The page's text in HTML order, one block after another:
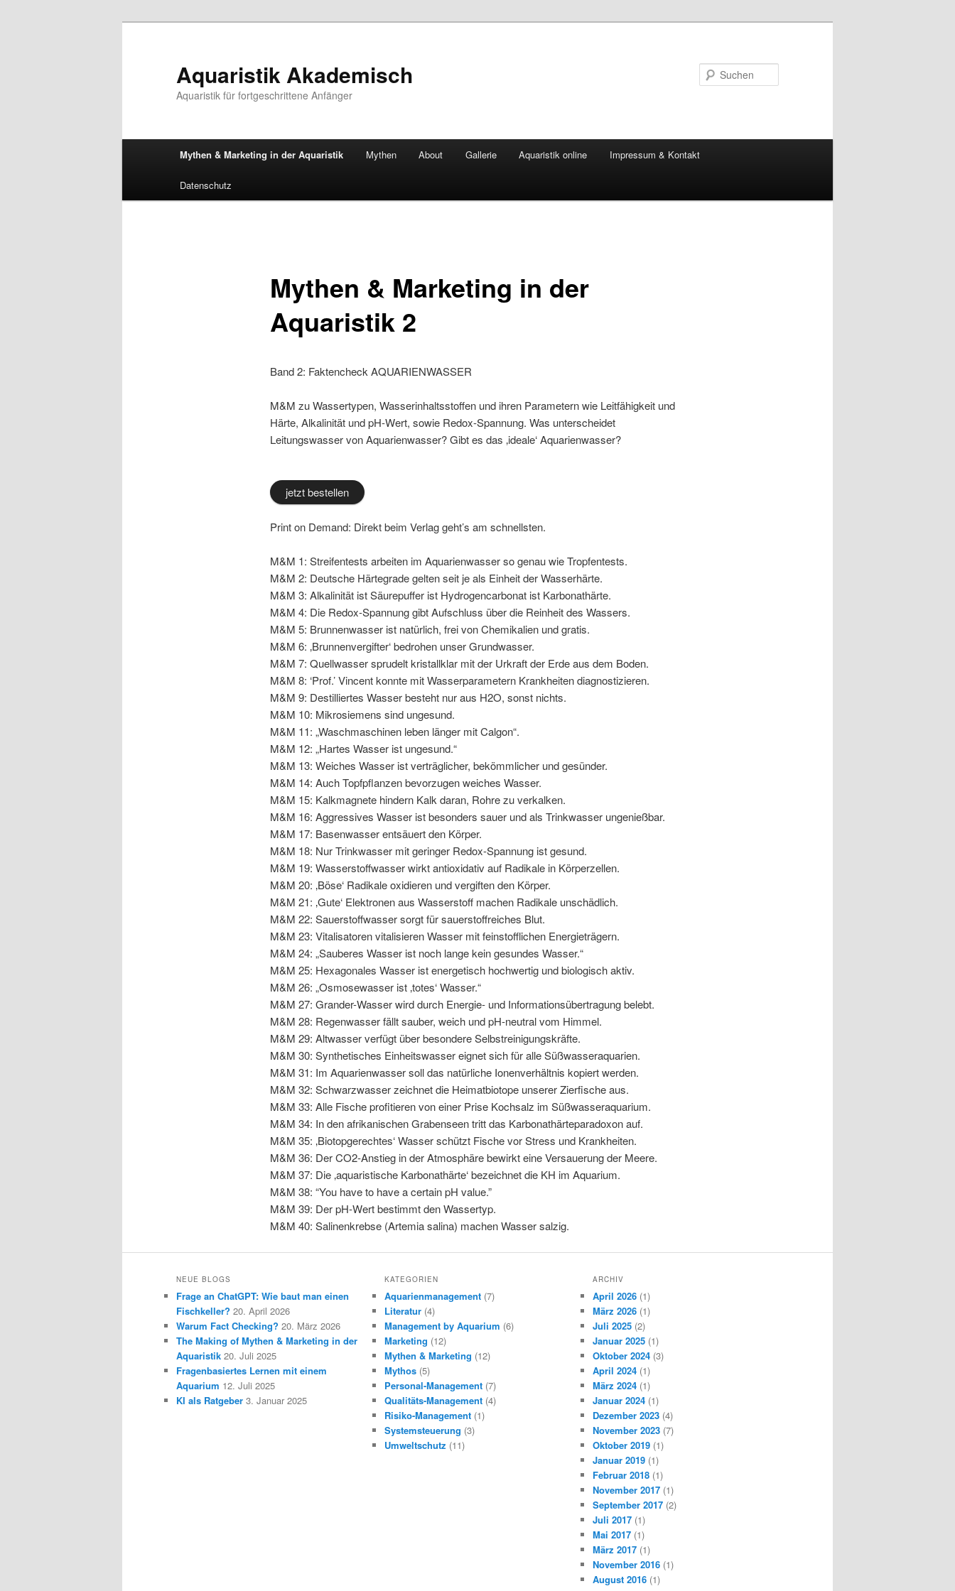
Aquaristik Akademisch
Aquaristik für fortgeschrittene Anfänger
Mythen & Marketing in der Aquaristik Mythen About Gallerie Aquaristik online Impressum & Kontakt
Datenschutz
Mythen & Marketing in der
Aquaristik 2
Band 2: Faktencheck AQUARIENWASSER
M&M zu Wassertypen, Wasserinhaltsstoffen und ihren Parametern wie Leitfähigkeit und
Härte, Alkalinität und pH-Wert, sowie Redox-Spannung. Was unterscheidet
Leitungswasser von Aquarienwasser? Gibt es das ‚ideale‘ Aquarienwasser?
jetzt bestellen
Print on Demand: Direkt beim Verlag geht’s am schnellsten.
M&M 1: Streifentests arbeiten im Aquarienwasser so genau wie Tropfentests.
M&M 2: Deutsche Härtegrade gelten seit je als Einheit der Wasserhärte.
M&M 3: Alkalinität ist Säurepuffer ist Hydrogencarbonat ist Karbonathärte.
M&M 4: Die Redox-Spannung gibt Aufschluss über die Reinheit des Wassers.
M&M 5: Brunnenwasser ist natürlich, frei von Chemikalien und gratis.
M&M 6: ‚Brunnenvergifter‘ bedrohen unser Grundwasser.
M&M 7: Quellwasser sprudelt kristallklar mit der Urkraft der Erde aus dem Boden.
M&M 8: ‘Prof.’ Vincent konnte mit Wasserparametern Krankheiten diagnostizieren.
M&M 9: Destilliertes Wasser besteht nur aus H2O, sonst nichts.
M&M 10: Mikrosiemens sind ungesund.
M&M 11: „Waschmaschinen leben länger mit Calgon“.
M&M 12: „Hartes Wasser ist ungesund.“
M&M 13: Weiches Wasser ist verträglicher, bekömmlicher und gesünder.
M&M 14: Auch Topfpflanzen bevorzugen weiches Wasser.
M&M 15: Kalkmagnete hindern Kalk daran, Rohre zu verkalken.
M&M 16: Aggressives Wasser ist besonders sauer und als Trinkwasser ungenießbar.
M&M 17: Basenwasser entsäuert den Körper.
M&M 18: Nur Trinkwasser mit geringer Redox-Spannung ist gesund.
M&M 19: Wasserstoffwasser wirkt antioxidativ auf Radikale in Körperzellen.
M&M 20: ‚Böse‘ Radikale oxidieren und vergiften den Körper.
M&M 21: ‚Gute‘ Elektronen aus Wasserstoff machen Radikale unschädlich.
M&M 22: Sauerstoffwasser sorgt für sauerstoffreiches Blut.
M&M 23: Vitalisatoren vitalisieren Wasser mit feinstofflichen Energieträgern.
M&M 24: „Sauberes Wasser ist noch lange kein gesundes Wasser.“
M&M 25: Hexagonales Wasser ist energetisch hochwertig und biologisch aktiv.
M&M 26: „Osmosewasser ist ‚totes‘ Wasser.“
M&M 27: Grander-Wasser wird durch Energie- und Informationsübertragung belebt.
M&M 28: Regenwasser fällt sauber, weich und pH-neutral vom Himmel.
M&M 29: Altwasser verfügt über besondere Selbstreinigungskräfte.
M&M 30: Synthetisches Einheitswasser eignet sich für alle Süßwasseraquarien.
M&M 31: Im Aquarienwasser soll das natürliche Ionenverhältnis kopiert werden.
M&M 32: Schwarzwasser zeichnet die Heimatbiotope unserer Zierfische aus.
M&M 33: Alle Fische profitieren von einer Prise Kochsalz im Süßwasseraquarium.
M&M 34: In den afrikanischen Grabenseen tritt das Karbonathärteparadoxon auf.
M&M 35: ‚Biotopgerechtes‘ Wasser schützt Fische vor Stress und Krankheiten.
M&M 36: Der CO2-Anstieg in der Atmosphäre bewirkt eine Versauerung der Meere.
M&M 37: Die ‚aquaristische Karbonathärte‘ bezeichnet die KH im Aquarium.
M&M 38: “You have to have a certain pH value.”
M&M 39: Der pH-Wert bestimmt den Wassertyp.
M&M 40: Salinenkrebse (Artemia salina) machen Wasser salzig.
NEUE BLOGS
Frage an ChatGPT: Wie baut man einen
Fischkeller? 20. April 2026
Warum Fact Checking? 20. März 2026
The Making of Mythen & Marketing in der
Aquaristik 20. Juli 2025
Fragenbasiertes Lernen mit einem
Aquarium 12. Juli 2025
KI als Ratgeber 3. Januar 2025
KATEGORIEN
Aquarienmanagement(7)
Literatur(4)
Management by Aquarium (6)
Marketing (12)
Mythen & Marketing (12)
Mythos(5)
Personal-Management(7)
Qualitäts-Management(4)
Risiko-Management(1)
Systemsteuerung (3)
Umweltschutz (11)
ARCHIV
April 2026(1)
März 2026(1)
Juli 2025(2)
Januar 2025(1)
Oktober 2024(3)
April 2024(1)
März 2024(1)
Januar 2024(1)
Dezember 2023(4)
November 2023(7)
Oktober 2019(1)
Januar 2019(1)
Februar 2018(1)
November 2017(1)
September 2017(2)
Juli 2017(1)
Mai 2017(1)
März 2017(1)
November 2016(1)
August 2016(1)